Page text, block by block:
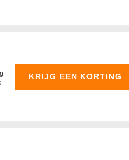
KRIJG EEN KORTING